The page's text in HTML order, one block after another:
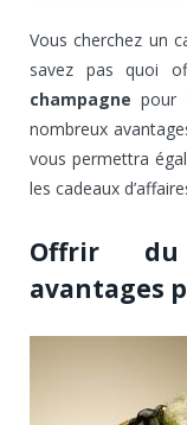
Vous cherchez un
savez pas quoi
champagne pour
nombreux
vous permettra
les cadeaux
Offrir du
avantages